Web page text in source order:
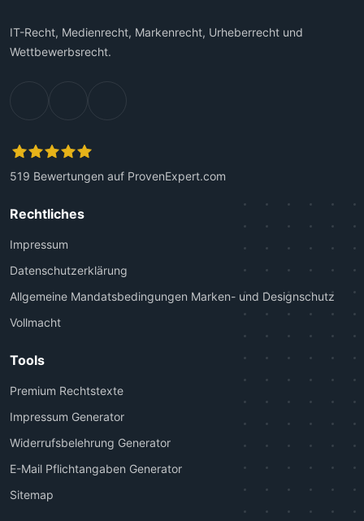
IT-Recht, Medienrecht, Markenrecht, Urheberrecht und
Wettbewerbsrecht.
519 Bewertungen auf ProvenExpert.com
Rechtliches
Impressum
Datenschutzerklärung
Allgemeine Mandatsbedingungen Marken- und Designschutz
Vollmacht
Tools
Premium Rechtstexte
Impressum Generator
Widerrufsbelehrung Generator
E-Mail Pflichtangaben Generator
Sitemap